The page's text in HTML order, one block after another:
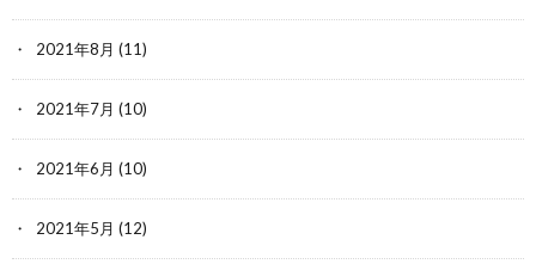
2021年8月 (11)
2021年7月 (10)
2021年6月 (10)
2021年5月 (12)